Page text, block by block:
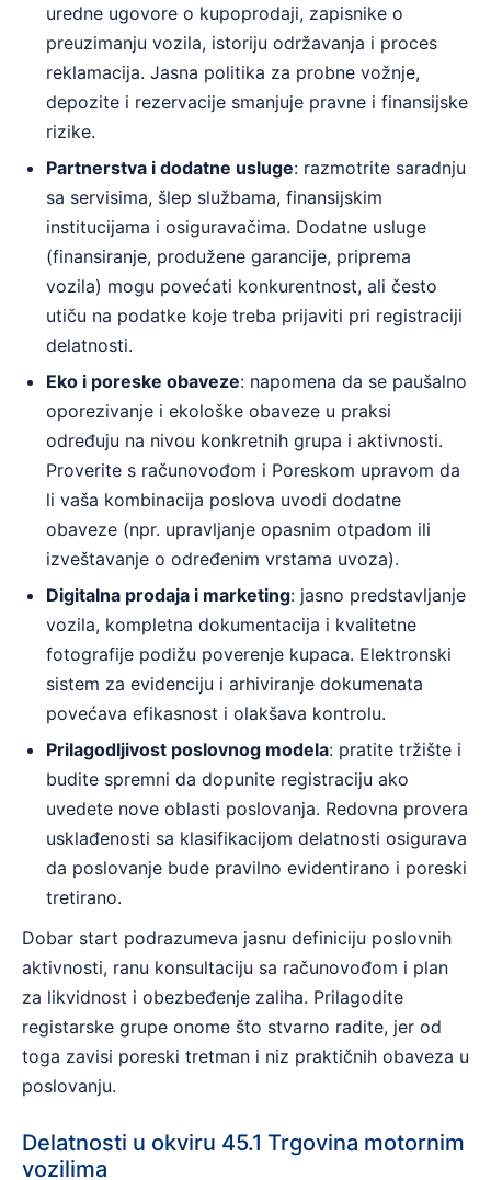
uredne ugovore o kupoprodaji, zapisnike o
preuzimanju vozila, istoriju održavanja i proces
reklamacija. Jasna politika za probne vožnje,
depozite i rezervacije smanjuje pravne i finansijske
rizike.
Partnerstva i dodatne usluge: razmotrite saradnju
sa servisima, šlep službama, finansijskim
institucijama i osiguravačima. Dodatne usluge
(finansiranje, produžene garancije, priprema
vozila) mogu povećati konkurentnost, ali često
utiču na podatke koje treba prijaviti pri registraciji
delatnosti.
Eko i poreske obaveze: napomena da se paušalno
oporezivanje i ekološke obaveze u praksi
određuju na nivou konkretnih grupa i aktivnosti.
Proverite s računovođom i Poreskom upravom da
li vaša kombinacija poslova uvodi dodatne
obaveze (npr. upravljanje opasnim otpadom ili
izveštavanje o određenim vrstama uvoza).
Digitalna prodaja i marketing: jasno predstavljanje
vozila, kompletna dokumentacija i kvalitetne
fotografije podižu poverenje kupaca. Elektronski
sistem za evidenciju i arhiviranje dokumenata
povećava efikasnost i olakšava kontrolu.
Prilagodljivost poslovnog modela: pratite tržište i
budite spremni da dopunite registraciju ako
uvedete nove oblasti poslovanja. Redovna provera
usklađenosti sa klasifikacijom delatnosti osigurava
da poslovanje bude pravilno evidentirano i poreski
tretirano.
Dobar start podrazumeva jasnu definiciju poslovnih
aktivnosti, ranu konsultaciju sa računovođom i plan
za likvidnost i obezbeđenje zaliha. Prilagodite
registarske grupe onome što stvarno radite, jer od
toga zavisi poreski tretman i niz praktičnih obaveza u
poslovanju.
Delatnosti u okviru 45.1 Trgovina motornim
vozilima